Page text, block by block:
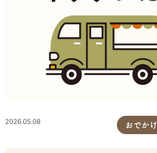
2026.05.08 おでかけ